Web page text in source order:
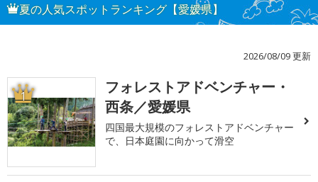
夏の人気スポットランキング【愛媛県】
2026/08/09 更新
1
フォレストアドベンチャー・
西条／愛媛県
四国最大規模のフォレストアドベンチャー
で、日本庭園に向かって滑空